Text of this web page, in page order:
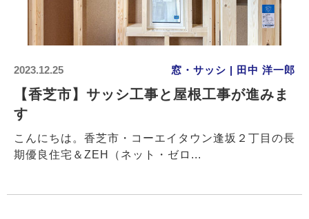
2023.12.25 窓・サッシ | 田中 洋一郎
【香芝市】サッシ工事と屋根工事が進みま
す
こんにちは。香芝市・コーエイタウン逢坂２丁目の長
期優良住宅＆ZEH（ネット・ゼロ...